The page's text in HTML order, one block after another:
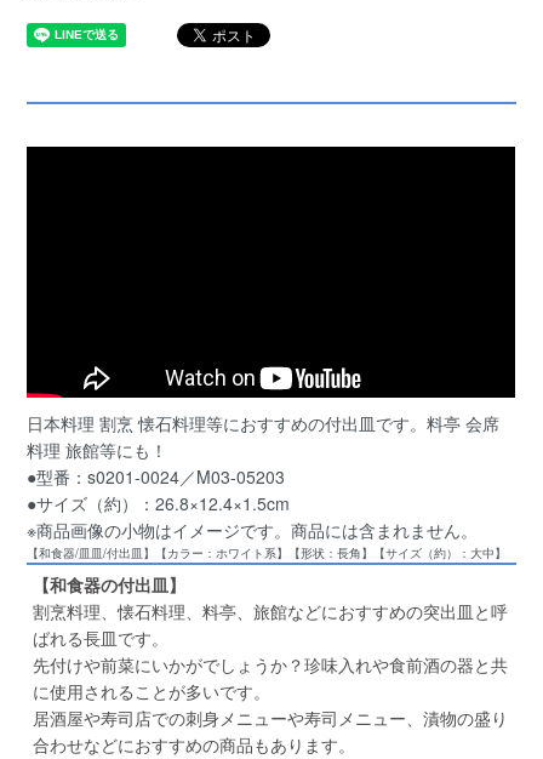
日本料理 割烹 懐石料理等におすすめの付出皿です。料亭 会席
料理 旅館等にも！
●型番：s0201-0024／M03-05203
●サイズ（約）：26.8×12.4×1.5cm
※商品画像の小物はイメージです。商品には含まれません。
【和食器/皿皿/付出皿】【カラー：ホワイト系】【形状：長角】【サイズ（約）：大中】
【和食器の付出皿】
割烹料理、懐石料理、料亭、旅館などにおすすめの突出皿と呼
ばれる長皿です。
先付けや前菜にいかがでしょうか？珍味入れや食前酒の器と共
に使用されることが多いです。
居酒屋や寿司店での刺身メニューや寿司メニュー、漬物の盛り
合わせなどにおすすめの商品もあります。